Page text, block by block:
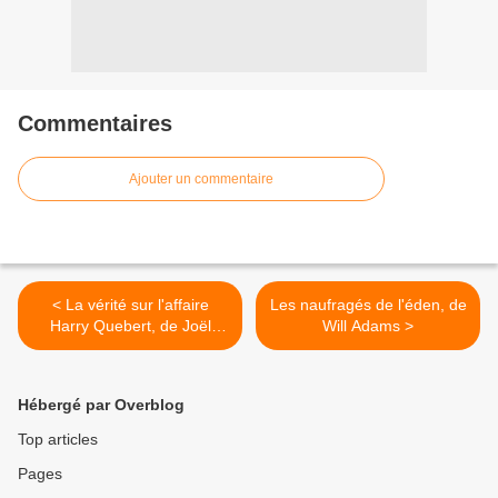
Commentaires
Ajouter un commentaire
< La vérité sur l'affaire
Harry Quebert, de Joël
Dicker
Les naufragés de l'éden, de
Will Adams >
Hébergé par Overblog
Top articles
Pages